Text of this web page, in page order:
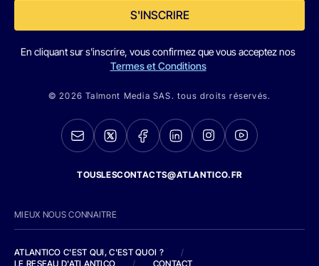
S'INSCRIRE
En cliquant sur s'inscrire, vous confirmez que vous acceptez nos
Termes et Conditions
© 2026 Talmont Media SAS. tous droits réservés.
TOUSLESCONTACTS@ATLANTICO.FR
MIEUX NOUS CONNAITRE
ATLANTICO C'EST QUI, C'EST QUOI ?
/
LE RESEAU D'ATLANTICO
/ CONTACT